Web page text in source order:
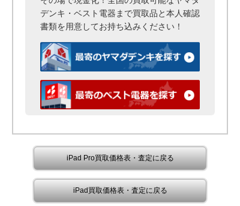
デンキ・ベスト電器まで買取品と本人確認
書類を用意してお持ち込みください！
iPad Pro買取価格表・査定に戻る
iPad買取価格表・査定に戻る